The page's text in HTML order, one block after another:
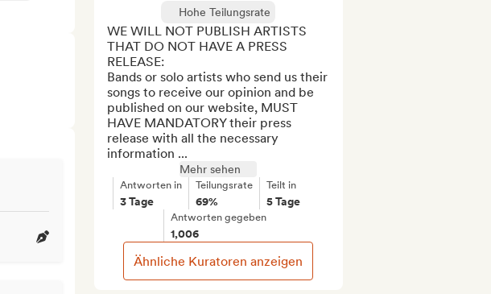
Hohe Teilungsrate
WE WILL NOT PUBLISH ARTISTS
THAT DO NOT HAVE A PRESS
RELEASE:
Bands or solo artists who send us their
songs to receive our opinion and be
published on our website, MUST
HAVE MANDATORY their press
release with all the necessary
information ...
Mehr sehen
Antworten in
3 Tage
Teilungsrate
69%
Teilt in
5 Tage
Antworten gegeben
1,006
Ähnliche Kuratoren anzeigen